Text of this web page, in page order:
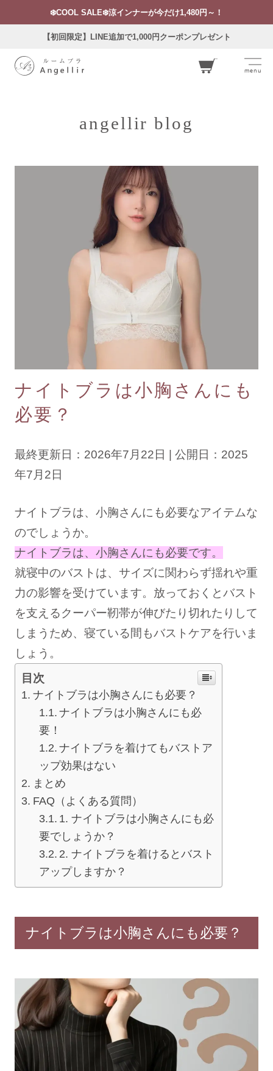
❄️COOL SALE❄️涼インナーが今だけ1,480円～！
【初回限定】LINE追加で1,000円クーポンプレゼント
menu
お気に入り
SEARCH
ブラジャーを探す
すべてのブラジャー
人気ランキング
デイリーブラ／日中用ブラ
ノンワイヤーブラ
カテゴリを探す
ブラジャー
ブラトップ
ショーツ
ブラショーツセット
その他セット
レッグケア
フェムケア
ブラパッド／ギフト
バストケアコスメ
術後用ブラ
ランキング
おすすめ特集
セール
BEST SELLER
SERVICE
ブラ交換&返品について
angellir blog
ナイトブラは小胸さんにも
必要？
最終更新日：2026年7月22日 | 公開日：2025
年7月2日
ナイトブラは、小胸さんにも必要なアイテムな
のでしょうか。
ナイトブラは、小胸さんにも必要です。
就寝中のバストは、サイズに関わらず揺れや重
力の影響を受けています。放っておくとバスト
を支えるクーパー靭帯が伸びたり切れたりして
しまうため、寝ている間もバストケアを行いま
しょう。
目次
ナイトブラは小胸さんにも必要？
ナイトブラは小胸さんにも必
要！
ナイトブラを着けてもバストア
ップ効果はない
まとめ
FAQ（よくある質問）
1. ナイトブラは小胸さんにも必
要でしょうか？
2. ナイトブラを着けるとバスト
アップしますか？
ナイトブラは小胸さんにも必要？